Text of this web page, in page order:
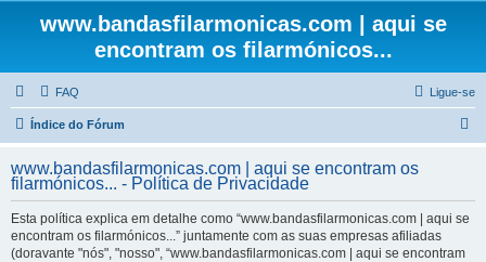
www.bandasfilarmonicas.com | aqui se
encontram os filarmónicos...
FAQ Ligue-se
Índice do Fórum
q
www.bandasfilarmonicas.com | aqui se encontram os
filarmónicos... - Política de Privacidade
Esta política explica em detalhe como “www.bandasfilarmonicas.com | aqui se
encontram os filarmónicos...” juntamente com as suas empresas afiliadas
(doravante "nós", "nosso", “www.bandasfilarmonicas.com | aqui se encontram